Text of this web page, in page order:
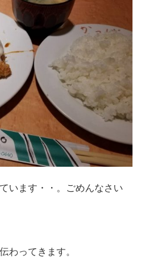
います・・。ごめんなさい
わってきます。